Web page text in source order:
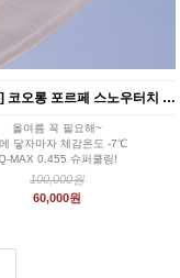
[오싹!패드] 코오롱 포르페 스노우터치 여름 냉감패드 XS/SS/Q/K/KK
올여름 꼭 필요해~
닿자마자 체감온도 -7℃
MAX 0.455 슈퍼쿨링!
100,000원
60,000원